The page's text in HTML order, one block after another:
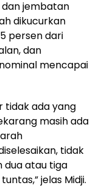
jembatan
dikucurkan
persen dari
dan
mencapai
tidak ada yang
masih ada
tidak
dua atau tiga
jelas Midji.